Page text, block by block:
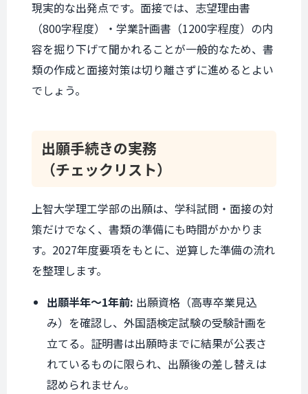
現実的な出発点です。面接では、志望理由書
（800字程度）・学業計画書（1200字程度）の内
容を掘り下げて聞かれることが一般的なため、書
類の作成と面接対策は切り離さずに進めるとよい
でしょう。
出願手続きの実務
（チェックリスト）
上智大学理工学部の出願は、学科試問・面接の対
策だけでなく、書類の準備にも時間がかかりま
す。2027年度要項をもとに、逆算した準備の流れ
を整理します。
出願半年〜1年前: 出願資格（高専卒業見込
み）を確認し、外国語検定試験の受験計画を
立てる。証明書は出願時までに結果が公表さ
れているものに限られ、出願後の差し替えは
認められません。